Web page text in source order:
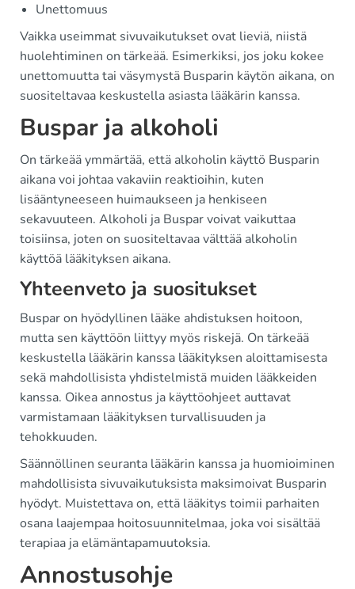
Unettomuus
Vaikka useimmat sivuvaikutukset ovat lieviä, niistä
huolehtiminen on tärkeää. Esimerkiksi, jos joku kokee
unettomuutta tai väsymystä Busparin käytön aikana, on
suositeltavaa keskustella asiasta lääkärin kanssa.
Buspar ja alkoholi
On tärkeää ymmärtää, että alkoholin käyttö Busparin
aikana voi johtaa vakaviin reaktioihin, kuten
lisääntyneeseen huimaukseen ja henkiseen
sekavuuteen. Alkoholi ja Buspar voivat vaikuttaa
toisiinsa, joten on suositeltavaa välttää alkoholin
käyttöä lääkityksen aikana.
Yhteenveto ja suositukset
Buspar on hyödyllinen lääke ahdistuksen hoitoon,
mutta sen käyttöön liittyy myös riskejä. On tärkeää
keskustella lääkärin kanssa lääkityksen aloittamisesta
sekä mahdollisista yhdistelmistä muiden lääkkeiden
kanssa. Oikea annostus ja käyttöohjeet auttavat
varmistamaan lääkityksen turvallisuuden ja
tehokkuuden.
Säännöllinen seuranta lääkärin kanssa ja huomioiminen
mahdollisista sivuvaikutuksista maksimoivat Busparin
hyödyt. Muistettava on, että lääkitys toimii parhaiten
osana laajempaa hoitosuunnitelmaa, joka voi sisältää
terapiaa ja elämäntapamuutoksia.
Annostusohje